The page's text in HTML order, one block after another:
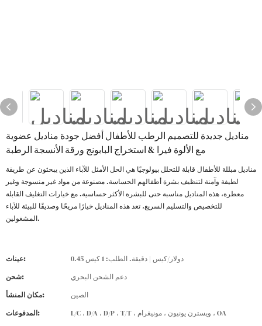
مناديل جديدة للتصميم الرطب للأطفال أفضل جودة مناديل عضوية
مع الألوة فيرا & استخراج البابونج ورقة الأنسجة الرطبة
مناديل مبللة للأطفال قابلة للتحلل بيولوجيًا هي الحل الأمثل للآباء الذين يبحثون عن طريقة
لطيفة وآمنة لتنظيف بشرة أطفالهم الحساسة. مصنوعة من مواد غير منسوجة وغير
معطرة، هذه المناديل مناسبة حتى للبشرة الأكثر حساسية. مع خيارات التغليف القابلة
للتخصيص والتسليم السريع، تعد هذه المناديل خيارًا مريحًا وصديقًا للبيئة للآباء
المشغولين.
عينات:
0.45 دولار/كيس | دقيقة. الطلب: 1 كيس
شحن:
دعم الشحن البحري
مكان المنشأ:
الصين
المدفوعات:
L/C ، D/A ، D/P ، T/T ، ويسترن يونيون ، مونيغرام ، OA